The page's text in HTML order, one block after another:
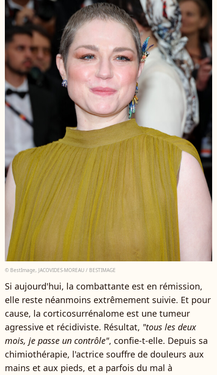
© BestImage, JACOVIDES-MOREAU / BESTIMAGE
Si aujourd'hui, la combattante est en rémission,
elle reste néanmoins extrêmement suivie. Et pour
cause, la corticosurrénalome est une tumeur
agressive et récidiviste. Résultat, "tous les deux
mois, je passe un contrôle", confie-t-elle. Depuis sa
chimiothérapie, l'actrice souffre de douleurs aux
mains et aux pieds, et a parfois du mal à